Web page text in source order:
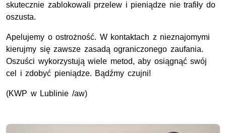
skutecznie zablokowali przelew i pieniądze nie trafiły do
oszusta.
Apelujemy o ostrożność. W kontaktach z nieznajomymi
kierujmy się zawsze zasadą ograniczonego zaufania.
Oszuści wykorzystują wiele metod, aby osiągnąć swój
cel i zdobyć pieniądze. Bądźmy czujni!
(KWP w Lublinie /aw)